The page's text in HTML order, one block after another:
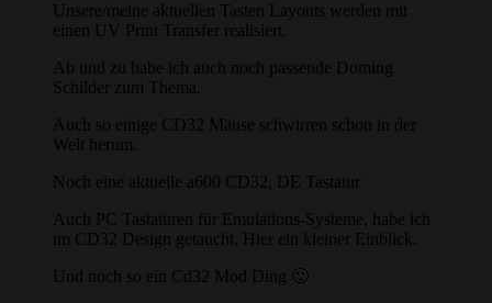
Unsere/meine aktuellen Tasten Layouts werden mit
einen UV Print Transfer realisiert.
Ab und zu habe ich auch noch passende Doming
Schilder zum Thema.
Auch so einige CD32 Mäuse schwirren schon in der
Welt herum.
Noch eine aktuelle a600 CD32, DE Tastatur
Auch PC Tastaturen für Emulations-Systeme, habe ich
im CD32 Design getaucht. Hier ein kleiner Einblick.
Und noch so ein Cd32 Mod Ding 🙂